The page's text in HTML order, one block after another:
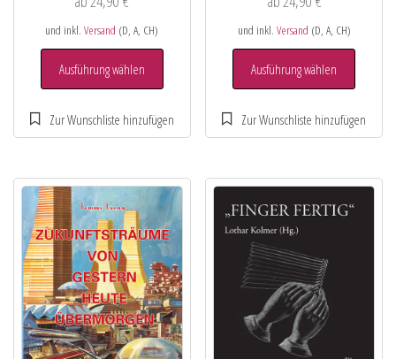
und inkl.Versand (D, A, CH)
Ausführung wählen
und inkl. Versand (D, A, CH)
Ausführung wählen